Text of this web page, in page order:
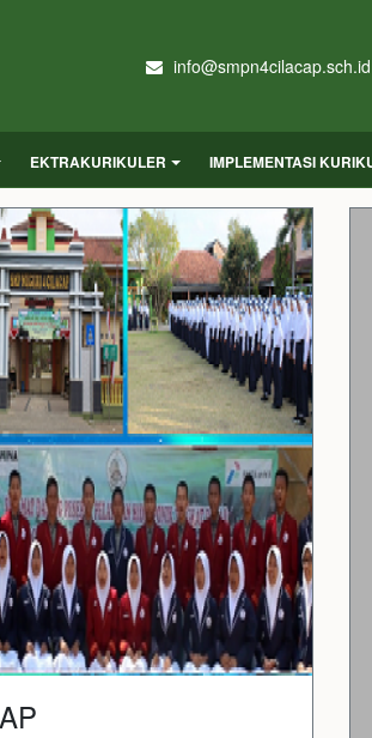
info@smpn4cilacap.sch.id
EKTRAKURIKULER IMPLEMENTASI